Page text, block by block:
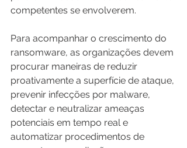
competentes se envolverem.
Para acompanhar o crescimento do
ransomware, as organizações devem
procurar maneiras de reduzir
proativamente a superfície de ataque,
prevenir infecções por malware,
detectar e neutralizar ameaças
potenciais em tempo real e
automatizar procedimentos de